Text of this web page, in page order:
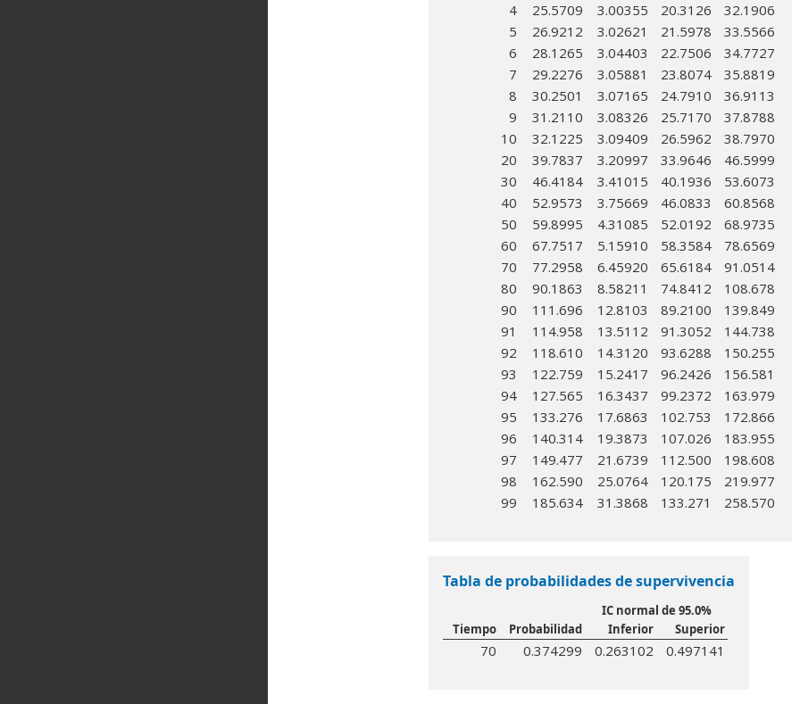
4
25.5709 3.00355 20.3126
32.1906
5
26.9212 3.02621 21.5978
33.5566
6
28.1265 3.04403 22.7506
34.7727
7
29.2276 3.05881 23.8074
35.8819
8
30.2501 3.07165 24.7910
36.9113
9
31.2110 3.08326 25.7170
37.8788
10
32.1225 3.09409 26.5962
38.7970
20
39.7837 3.20997 33.9646
46.5999
30
46.4184 3.41015 40.1936
53.6073
40
52.9573 3.75669 46.0833
60.8568
50
59.8995 4.31085 52.0192
68.9735
60
67.7517 5.15910 58.3584
78.6569
70
77.2958 6.45920 65.6184
91.0514
80
90.1863 8.58211 74.8412
108.678
90
111.696 12.8103 89.2100
139.849
91
114.958 13.5112 91.3052
144.738
92
118.610 14.3120 93.6288
150.255
93
122.759 15.2417 96.2426
156.581
94
127.565 16.3437 99.2372
163.979
95
133.276 17.6863 102.753
172.866
96
140.314 19.3873 107.026
183.955
97
149.477 21.6739 112.500
198.608
98
162.590 25.0764 120.175
219.977
99
185.634 31.3868 133.271 258.570
Tabla de probabilidades de supervivencia
IC normal de 95.0%
Tiempo
Probabilidad Inferior Superior
70 0.374299 0.263102 0.497141